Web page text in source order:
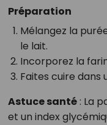
Préparation
Mélangez la
le lait.
Incorporez la
Faites cuire dans
Astuce santé: La
et un index